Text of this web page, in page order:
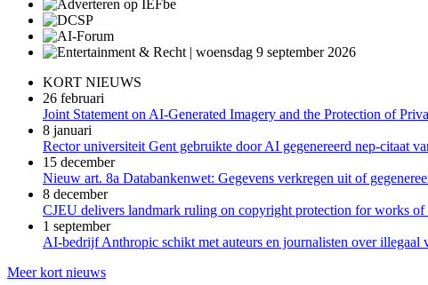
KORT NIEUWS
26 februari
Joint Statement on AI-Generated Imagery and the Protection of
8 januari
Rector universiteit Gent gebruikte door AI gegenereerd nep-citaat
15 december
Nieuw art. 8a Databankenwet: Gegevens verkregen uit of
8 december
CJEU delivers landmark ruling on copyright protection for works of
1 september
AI-bedrijf Anthropic schikt met auteurs en journalisten over illegaal
Meer kort nieuws